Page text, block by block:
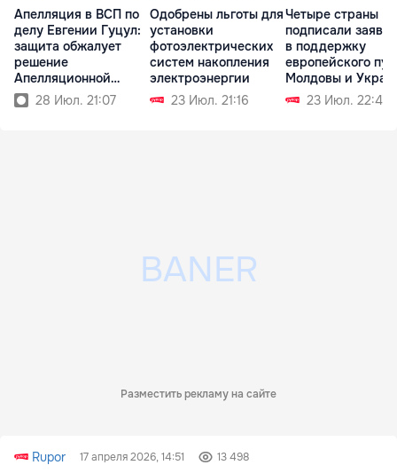
Апелляция в ВСП по
делу Евгении Гуцул:
защита обжалует
решение
Апелляционной
палаты28 Июл. 21:07
Одобрены льготы для
установки
фотоэлектрических
систем накопления
электроэнергии
23 Июл. 21:16
Четыре страны
подписали
в поддержку
европейского
Молдовы и
23 Июл. 22:42
Разместить рекламу на сайте
Rupor 17 апреля 2026, 14:51 13 498